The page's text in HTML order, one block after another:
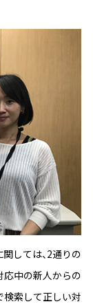
しては、2通りの
応中の新人からの
検索して正しい対